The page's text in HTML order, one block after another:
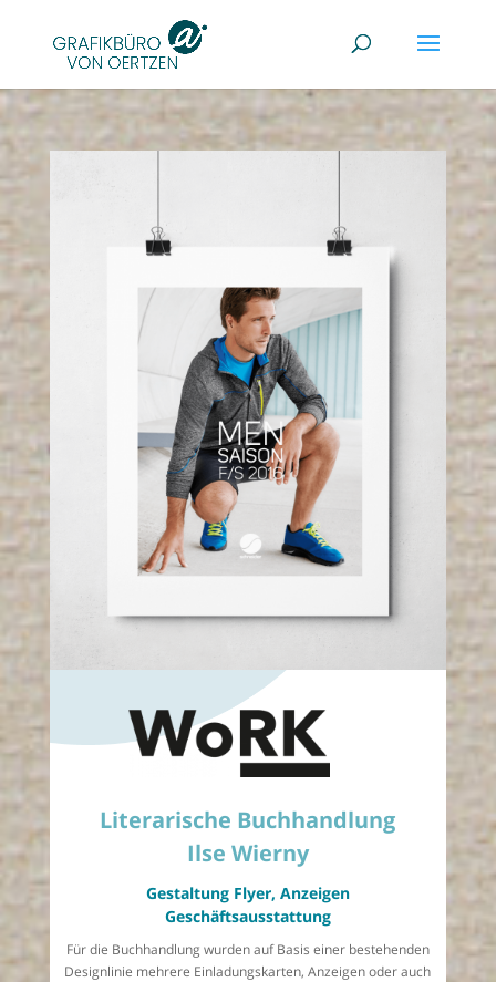
Literarische Buchhandlung
Ilse Wierny
Gestaltung Flyer, Anzeigen
Geschäftsausstattung
Für die Buchhandlung wurden auf Basis einer bestehenden
Designlinie mehrere Einladungskarten, Anzeigen oder auch